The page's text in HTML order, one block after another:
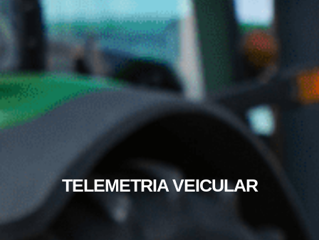
TELEMETRIA VEICULAR